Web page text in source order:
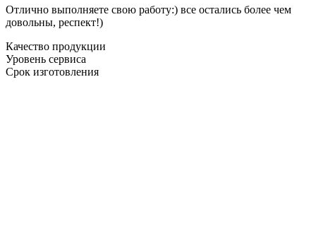
Отлично выполняете свою работу:) все остались более чем
довольны, респект!)
Качество продукции
Уровень сервиса
Срок изготовления